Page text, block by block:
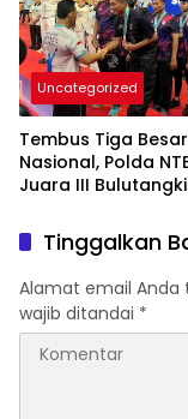
Uncategorized
Tembus Tiga Besar
Nasional, Polda
Juara III
Tinggalkan
Alamat email Anda
wajib ditandai *